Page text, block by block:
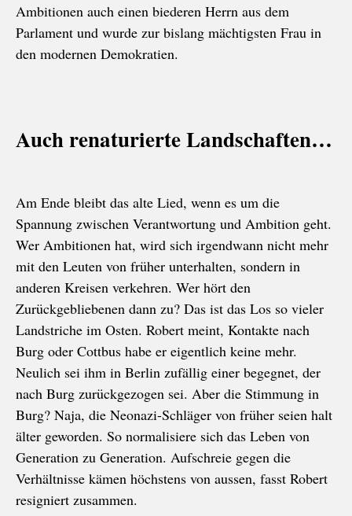
Ambitionen auch einen biederen Herrn aus dem
Parlament und wurde zur bislang mächtigsten Frau in
den modernen Demokratien.
Auch renaturierte Landschaften…
Am Ende bleibt das alte Lied, wenn es um die
Spannung zwischen Verantwortung und Ambition geht.
Wer Ambitionen hat, wird sich irgendwann nicht mehr
mit den Leuten von früher unterhalten, sondern in
anderen Kreisen verkehren. Wer hört den
Zurückgebliebenen dann zu? Das ist das Los so vieler
Landstriche im Osten. Robert meint, Kontakte nach
Burg oder Cottbus habe er eigentlich keine mehr.
Neulich sei ihm in Berlin zufällig einer begegnet, der
nach Burg zurückgezogen sei. Aber die Stimmung in
Burg? Naja, die Neonazi-Schläger von früher seien halt
älter geworden. So normalisiere sich das Leben von
Generation zu Generation. Aufschreie gegen die
Verhältnisse kämen höchstens von aussen, fasst Robert
resigniert zusammen.